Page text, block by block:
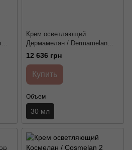
Крем осветляющий
Дермамелан / Dermamelan
cream Mesoestetic
12 636 грн
Купить
Объем
30 мл